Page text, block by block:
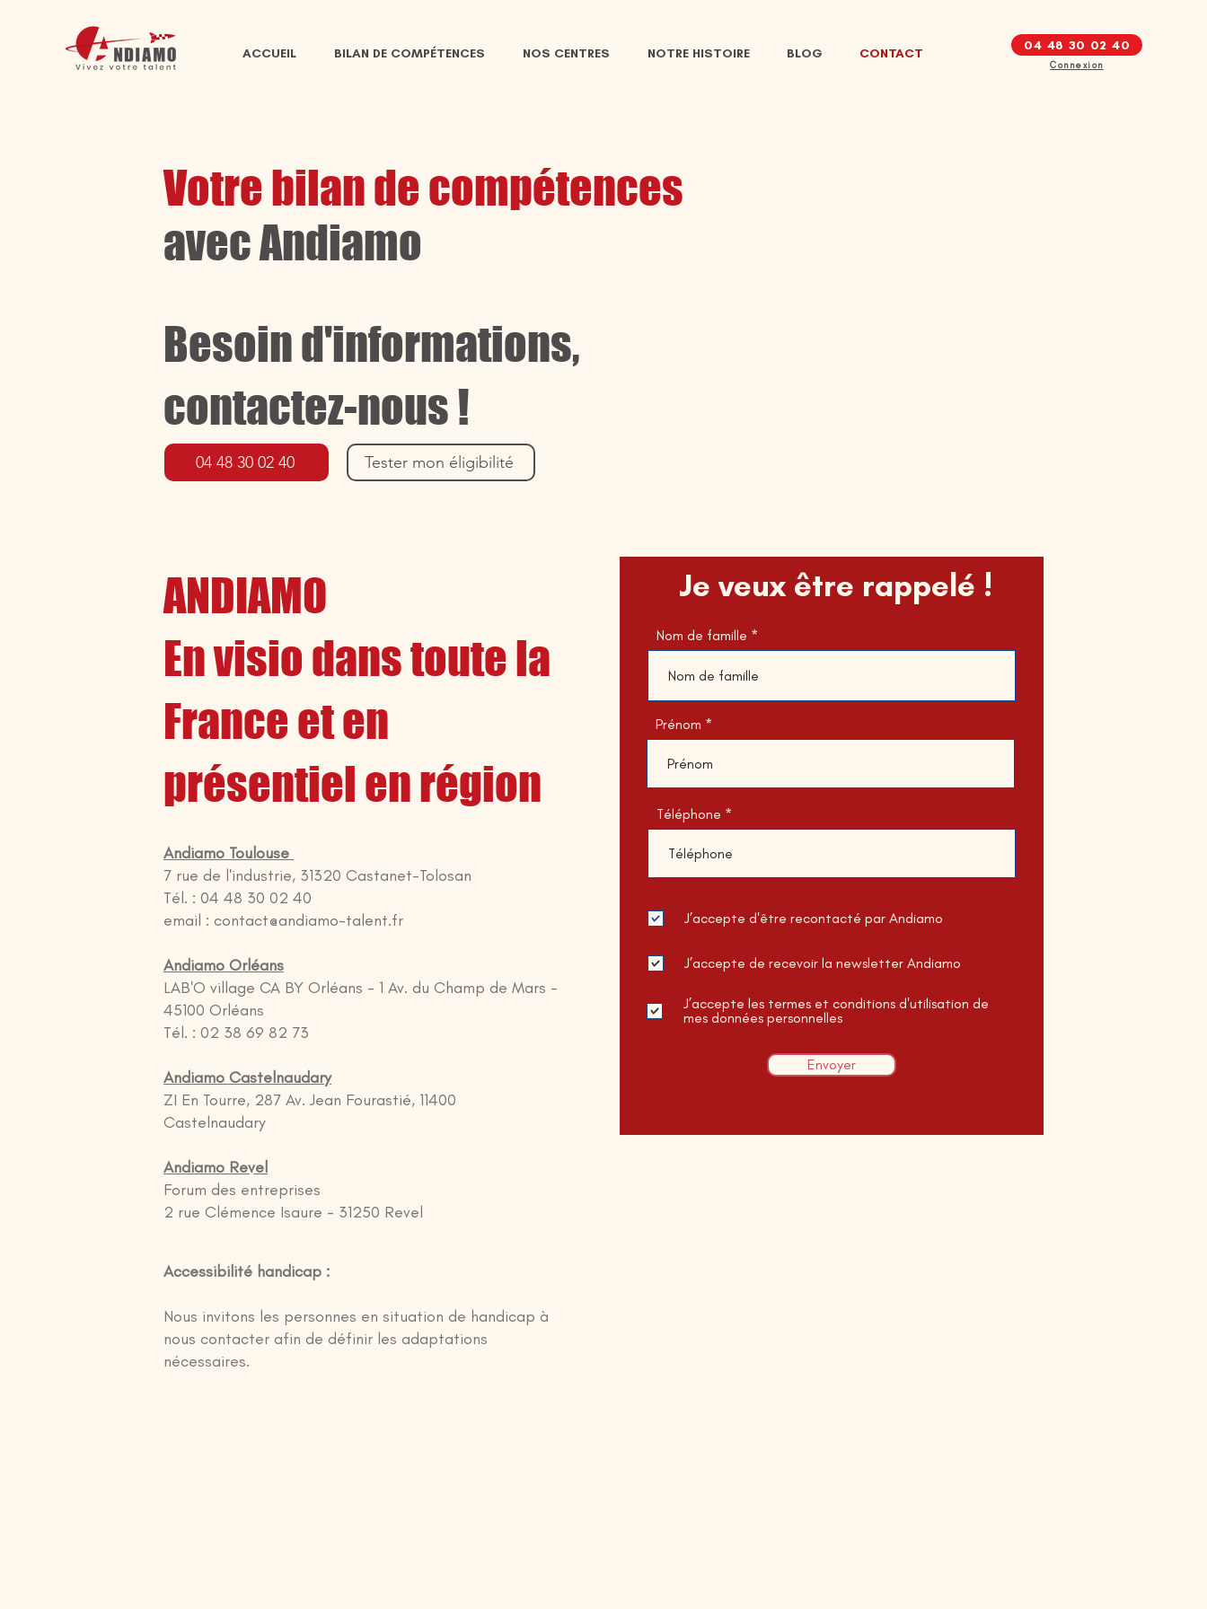
ACCUEIL BILAN DE COMPÉTENCES NOS CENTRES NOTRE HISTOIRE BLOG CONTACT
04 48 30 02 40
Connexion
Votre bilan de compétences
avec Andiamo
Besoin d'informations,
contactez-nous !
04 48 30 02 40 Tester mon éligibilité
ANDIAMO
En visio dans toute la
France et en
présentiel en région
Andiamo Toulouse
7 rue de l'industrie, 31320 Castanet-Tolosan
Tél. : 04 48 30 02 40
email : contact@andiamo-talent.fr
Andiamo Orléans
LAB'O village CA BY Orléans - 1 Av. du Champ de Mars -
45100 Orléans
Tél. : 02 38 69 82 73
Andiamo Castelnaudary
ZI En Tourre, 287 Av. Jean Fourastié, 11400
Castelnaudary
Andiamo Revel
Forum des entreprises
2 rue Clémence Isaure - 31250 Revel​
Je veux être rappelé !
Nom de famille
Prénom
Téléphone
J’accepte d'être recontacté par Andiamo
J’accepte de recevoir la newsletter Andiamo
J’accepte les termes et conditions d'utilisation de
mes données personnelles
Envoyer
Accessibilité handicap :
Nous invitons les personnes en situation de handicap à
nous contacter afin de définir les adaptations
nécessaires.